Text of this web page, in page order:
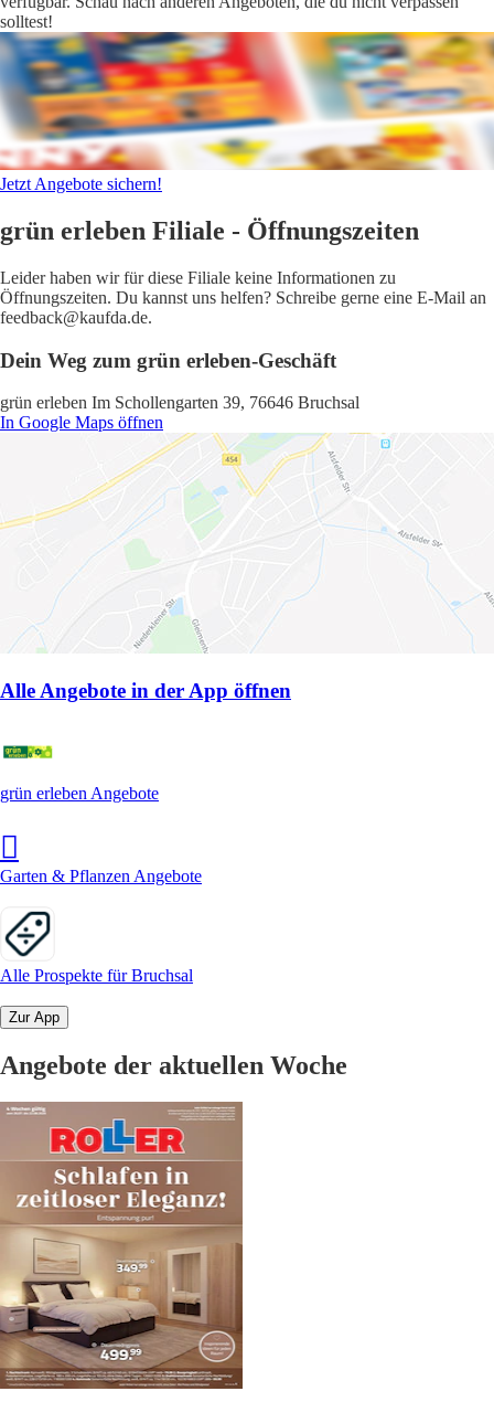
solltest!
Jetzt Angebote sichern!
grün erleben Filiale - Öffnungszeiten
Leider haben wir für diese Filiale keine Informationen zu
Öffnungszeiten. Du kannst uns helfen? Schreibe gerne eine E-Mail an
feedback@kaufda.de.
Dein Weg zum grün erleben-Geschäft
grün erleben Im Schollengarten 39, 76646 Bruchsal
In Google Maps öffnen
Alle Angebote in der App öffnen
grün erleben Angebote
Garten & Pflanzen Angebote
Alle Prospekte für Bruchsal
Zur App
Angebote der aktuellen Woche